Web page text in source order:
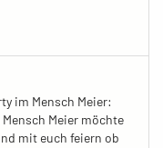
im Mensch Meier:
Meier möchte
mit euch feiern ob